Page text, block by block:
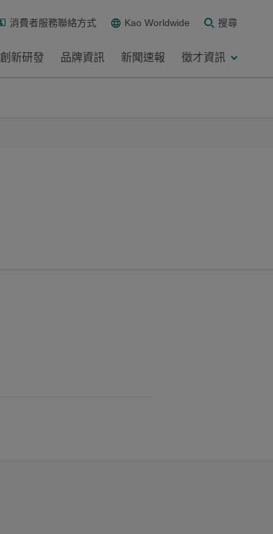
消費者服務聯絡方式 Kao Worldwide 搜尋
創新研發 品牌資訊 新聞速報 徵才資訊